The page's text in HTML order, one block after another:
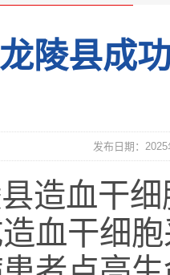
龙陵县成
发布日期：
造血干
血干细